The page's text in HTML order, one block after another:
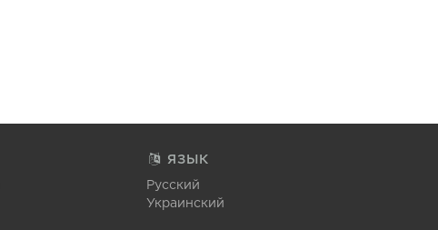
ЯЗЫК
Русский
Украинский